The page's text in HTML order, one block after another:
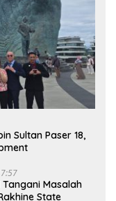
Sultan Paser 18,
Tangani Masalah
State